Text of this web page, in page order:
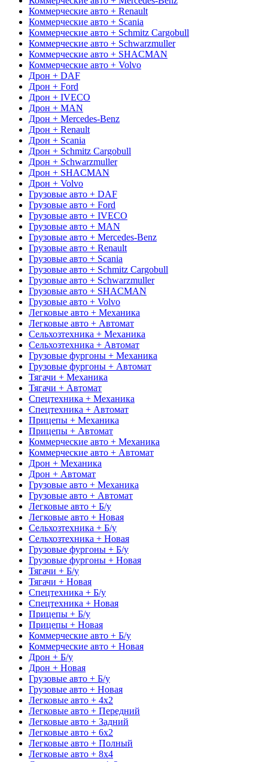
Коммерческие авто + Renault
Коммерческие авто + Scania
Коммерческие авто + Schmitz Cargobull
Коммерческие авто + Schwarzmuller
Коммерческие авто + SHACMAN
Коммерческие авто + Volvo
Дрон + DAF
Дрон + Ford
Дрон + IVECO
Дрон + MAN
Дрон + Mercedes-Benz
Дрон + Renault
Дрон + Scania
Дрон + Schmitz Cargobull
Дрон + Schwarzmuller
Дрон + SHACMAN
Дрон + Volvo
Грузовые авто + DAF
Грузовые авто + Ford
Грузовые авто + IVECO
Грузовые авто + MAN
Грузовые авто + Mercedes-Benz
Грузовые авто + Renault
Грузовые авто + Scania
Грузовые авто + Schmitz Cargobull
Грузовые авто + Schwarzmuller
Грузовые авто + SHACMAN
Грузовые авто + Volvo
Легковые авто + Механика
Легковые авто + Автомат
Сельхозтехника + Механика
Сельхозтехника + Автомат
Грузовые фургоны + Механика
Грузовые фургоны + Автомат
Тягачи + Механика
Тягачи + Автомат
Спецтехника + Механика
Спецтехника + Автомат
Прицепы + Механика
Прицепы + Автомат
Коммерческие авто + Механика
Коммерческие авто + Автомат
Дрон + Механика
Дрон + Автомат
Грузовые авто + Механика
Грузовые авто + Автомат
Легковые авто + Б/у
Легковые авто + Новая
Сельхозтехника + Б/у
Сельхозтехника + Новая
Грузовые фургоны + Б/у
Грузовые фургоны + Новая
Тягачи + Б/у
Тягачи + Новая
Спецтехника + Б/у
Спецтехника + Новая
Прицепы + Б/у
Прицепы + Новая
Коммерческие авто + Б/у
Коммерческие авто + Новая
Дрон + Б/у
Дрон + Новая
Грузовые авто + Б/у
Грузовые авто + Новая
Легковые авто + 4x2
Легковые авто + Передний
Легковые авто + Задний
Легковые авто + 6x2
Легковые авто + Полный
Легковые авто + 8x4